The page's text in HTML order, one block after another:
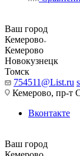
Ваш город
Кемерово
Кемерово
Новокузнецк
Томск
754511@List.ru
Кемерово, пр-т
Вконтакте
Ваш город